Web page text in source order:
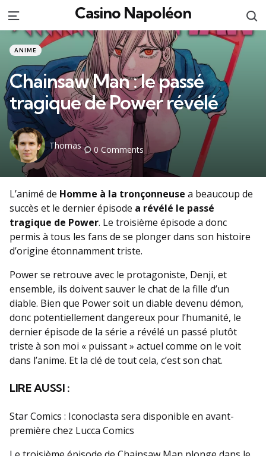
Menu Casino Napoléon
Categories
Posted
in
ANIME
Chainsaw Man : le passé
tragique de Power révélé
Posted
by
Thomas 0 Comments
L’animé de Homme à la tronçonneuse a beaucoup de
succès et le dernier épisode a révélé le passé
tragique de Power. Le troisième épisode a donc
permis à tous les fans de se plonger dans son histoire
d’origine étonnamment triste.
Power se retrouve avec le protagoniste, Denji, et
ensemble, ils doivent sauver le chat de la fille d’un
diable. Bien que Power soit un diable devenu démon,
donc potentiellement dangereux pour l’humanité, le
dernier épisode de la série a révélé un passé plutôt
triste à son moi « puissant » actuel comme on le voit
dans l’anime. Et la clé de tout cela, c’est son chat.
LIRE AUSSI :
Star Comics : Iconoclasta sera disponible en avant-
première chez Lucca Comics